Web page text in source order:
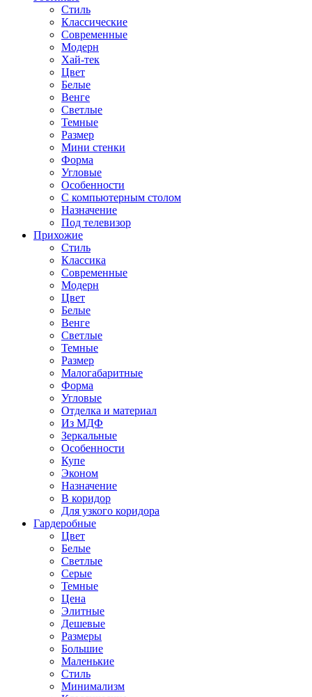
Стиль
Классические
Современные
Модерн
Хай-тек
Цвет
Белые
Венге
Светлые
Темные
Размер
Мини стенки
Форма
Угловые
Особенности
С компьютерным столом
Назначение
Под телевизор
Прихожие
Стиль
Классика
Современные
Модерн
Цвет
Белые
Венге
Светлые
Темные
Размер
Малогабаритные
Форма
Угловые
Отделка и материал
Из МДФ
Зеркальные
Особенности
Купе
Эконом
Назначение
В коридор
Для узкого коридора
Гардеробные
Цвет
Белые
Светлые
Серые
Темные
Цена
Элитные
Дешевые
Размеры
Большие
Маленькие
Стиль
Минимализм